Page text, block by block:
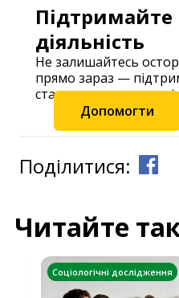
діяльність
Не залишайтесь
прямо зараз —
станьте частиною
Допомогти
Поділитися:
Читайте
Соціологічні дослідження